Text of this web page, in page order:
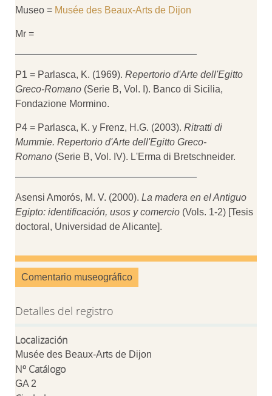
Museo = Musée des Beaux-Arts de Dijon
Mr =
P1 = Parlasca, K. (1969). Repertorio d'Arte dell'Egitto
Greco-Romano (Serie B, Vol. I). Banco di Sicilia,
Fondazione Mormino.
P4 = Parlasca, K. y Frenz, H.G. (2003). Ritratti di
Mummie. Repertorio d'Arte dell'Egitto Greco-
Romano (Serie B, Vol. IV). L'Erma di Bretschneider.
Asensi Amorós, M. V. (2000). La madera en el Antiguo
Egipto: identificación, usos y comercio (Vols. 1-2) [Tesis
doctoral, Universidad de Alicante].
Comentario museográfico
Detalles del registro
Localización
Musée des Beaux-Arts de Dijon
Nº Catálogo
GA 2